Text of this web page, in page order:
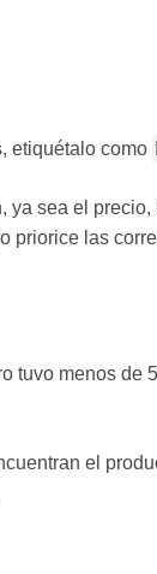
etiquétalo como
sea el precio,
priorice las
tuvo menos de
el